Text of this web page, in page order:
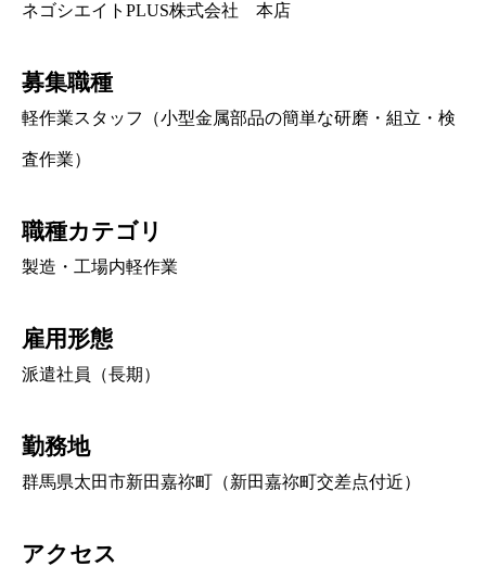
ネゴシエイトPLUS株式会社 本店
募集職種
軽作業スタッフ（小型金属部品の簡単な研磨・組立・検
査作業）
職種カテゴリ
製造・工場内軽作業
雇用形態
派遣社員（長期）
勤務地
群馬県太田市新田嘉祢町（新田嘉祢町交差点付近）
アクセス